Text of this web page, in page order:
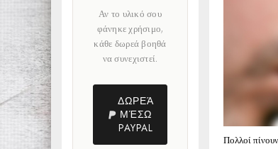
Αν το υλικό σου
φάνηκε χρήσιμο,
κάθε δωρεά βοηθά
να συνεχιστεί.
ΔΩΡΕΆ
ΜΈΣΩ
PAYPAL
Πολλοί